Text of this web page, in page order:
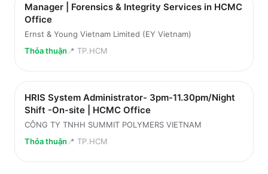
Manager | Forensics & Integrity Services in HCMC
Office
Ernst & Young Vietnam Limited (EY Vietnam)
Thỏa thuận 📍 TP.HCM
HRIS System Administrator- 3pm-11.30pm/Night
Shift -On-site | HCMC Office
CÔNG TY TNHH SUMMIT POLYMERS VIETNAM
Thỏa thuận 📍 TP.HCM